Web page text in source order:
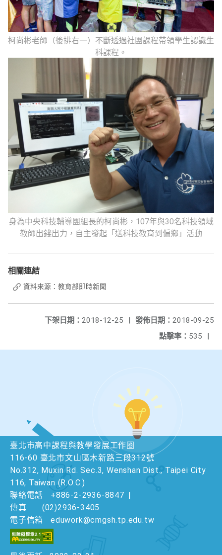
柯尚彬老師（後排右一）不斷透過社團課程帶領學生認識生
科課程。
身為中央科技輔導團組長的柯尚彬，107年與30名科技領域
教師出錢出力，自主發起「送科技教育到偏鄉」活動
相關連結
資料來源：教育部即時新聞
發佈日期： 2018-09-25
下架日期： 2018-12-25
點擊率： 535
臺北市高中課程與教學發展工作圈
116-60 臺北市文山區木新路三段312號
No.312, Muxin Rd. Sec.3, Wenshan Dist., Taipei City
116, Taiwan (R.O.C.)
聯絡電話
+886-2-2936-8847
傳真
(02)2936-3405
電子信箱
eduwork@cmgsh.tp.edu.tw